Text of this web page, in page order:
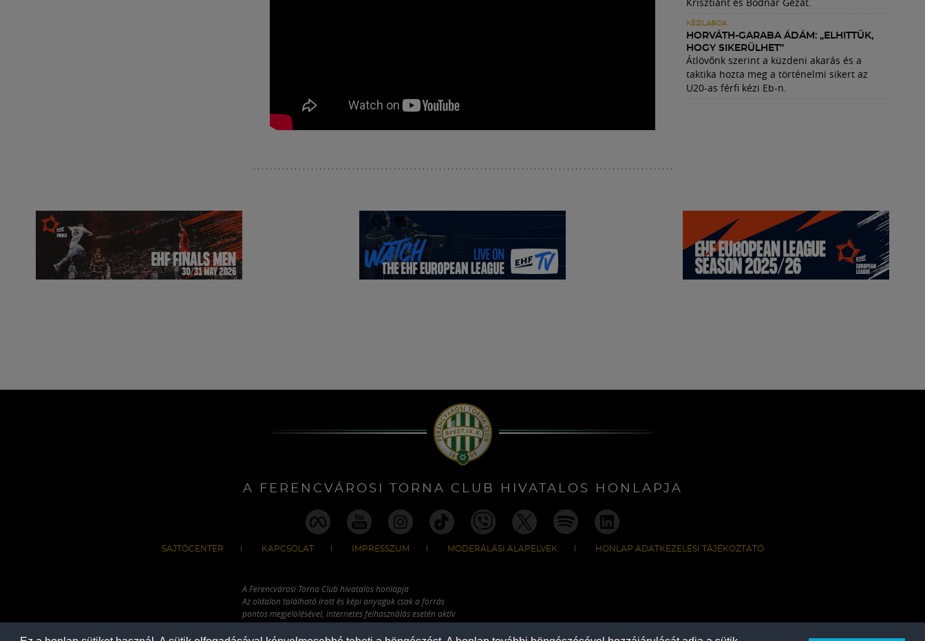
KÉZILABDA
HORVÁTH-GARABA ÁDÁM: „ELHITTÜK,
HOGY SIKERÜLHET”
Átlövőnk szerint a küzdeni akarás és a
taktika hozta meg a történelmi sikert az
U20-as férfi kézi Eb-n.
A FERENCVÁROSI TORNA CLUB HIVATALOS HONLAPJA
SAJTÓCENTER KAPCSOLAT IMPRESSZUM MODERÁLÁSI ALAPELVEK HONLAP ADATKEZELÉSI TÁJÉKOZTATÓ
A Ferencvárosi Torna Club hivatalos honlapja
Az oldalon található írott és képi anyagok csak a forrás
pontos megjelölésével, internetes felhasználás esetén aktív
hivatkozással használhatóak fel.